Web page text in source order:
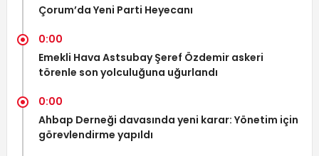
Çorum’da Yeni Parti Heyecanı
0:00
Emekli Hava Astsubay Şeref Özdemir askeri
törenle son yolculuğuna uğurlandı
0:00
Ahbap Derneği davasında yeni karar: Yönetim için
görevlendirme yapıldı